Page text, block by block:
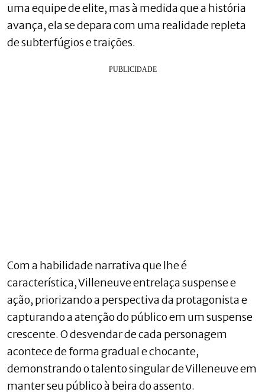
uma equipe de elite, mas à medida que a história
avança, ela se depara com uma realidade repleta
de subterfúgios e traições.
Com a habilidade narrativa que lhe é
característica, Villeneuve entrelaça suspense e
ação, priorizando a perspectiva da protagonista e
capturando a atenção do público em um suspense
crescente. O desvendar de cada personagem
acontece de forma gradual e chocante,
demonstrando o talento singular de Villeneuve em
manter seu público à beira do assento.